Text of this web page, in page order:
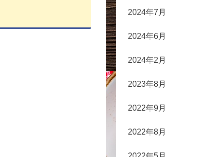
2024年7月
2024年6月
2024年2月
2023年8月
2022年9月
2022年8月